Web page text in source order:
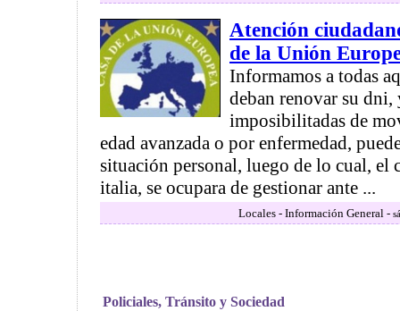
Atención
de la Unión
Informamos a todas
deban renovar su dni,
imposibilitadas de
edad avanzada o por enfermedad,
situación personal, luego de lo cual, el
italia, se ocupara de gestionar ante ...
Locales - Información General -
Policiales, Tránsito y Sociedad